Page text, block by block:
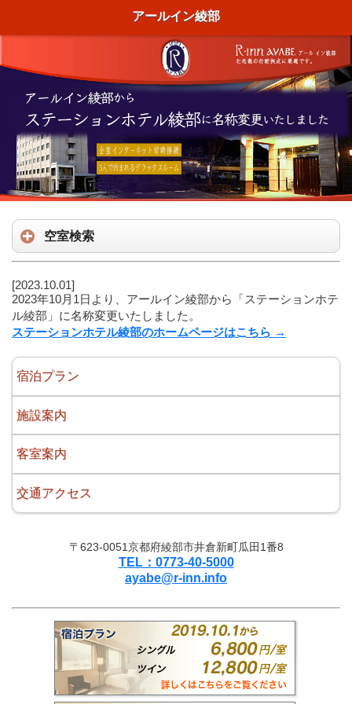
アールイン綾部
空室検索
[2023.10.01]
2023年10月1日より、アールイン綾部から「ステーションホテ
ル綾部」に名称変更いたしました。
ステーションホテル綾部のホームページはこちら →
宿泊プラン
施設案内
客室案内
交通アクセス
〒623-0051京都府綾部市井倉新町瓜田1番8
TEL：0773-40-5000
ayabe@r-inn.info